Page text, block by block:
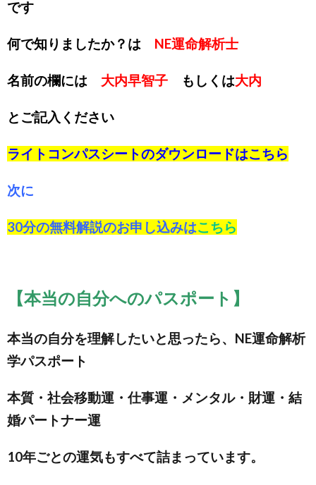
です
何で知りましたか？は NE運命解析士
名前の欄には 大内早智子 もしくは大内
とご記入ください
ライトコンパスシートのダウンロードはこちら
次に
30分の無料解説のお申し込みはこちら
【本当の自分へのパスポート】
本当の自分を理解したいと思ったら、NE運命解析
学パスポート
本質・社会移動運・仕事運・メンタル・財運・結
婚パートナー運
10年ごとの運気もすべて詰まっています。